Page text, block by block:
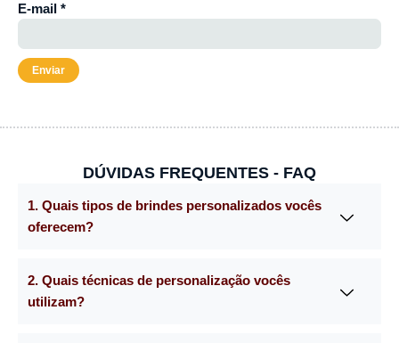
E-mail *
DÚVIDAS FREQUENTES - FAQ
1. Quais tipos de brindes personalizados vocês
oferecem?
2. Quais técnicas de personalização vocês
utilizam?